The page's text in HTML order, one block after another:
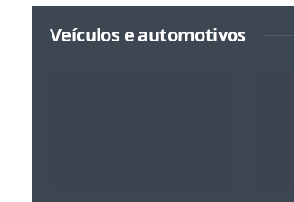
Veículos e automotivos